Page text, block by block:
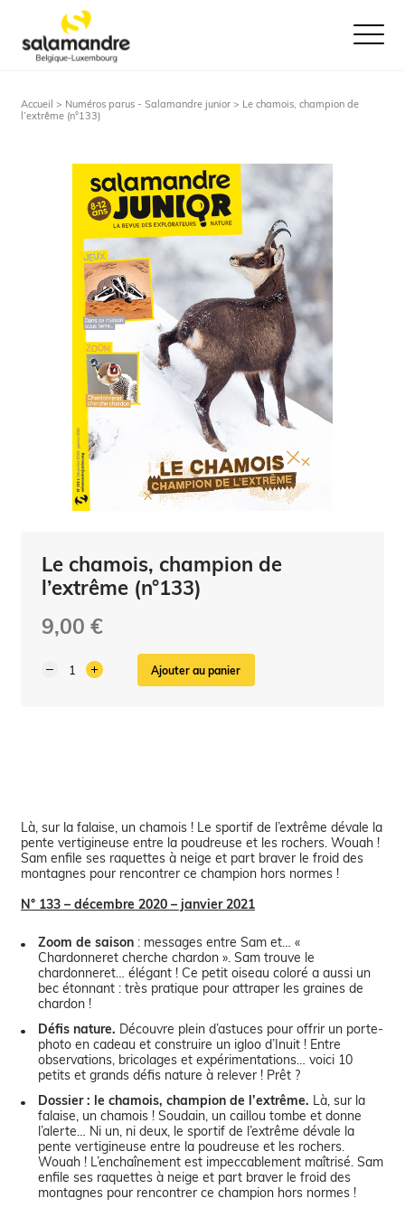
Ouvrir le
Accueil > Numéros parus - Salamandre junior > Le chamois, champion de
l’extrême (n°133)
Le chamois, champion de
l’extrême (n°133)
9,00 €
Ajouter au panier
Là, sur la falaise, un chamois ! Le sportif de l’extrême dévale la
pente vertigineuse entre la poudreuse et les rochers. Wouah !
Sam enfile ses raquettes à neige et part braver le froid des
montagnes pour rencontrer ce champion hors normes !
N° 133 – décembre 2020 – janvier 2021
Zoom de saison : messages entre Sam et… «
Chardonneret cherche chardon ». Sam trouve le
chardonneret… élégant ! Ce petit oiseau coloré a aussi un
bec étonnant : très pratique pour attraper les graines de
chardon !
Défis nature. Découvre plein d’astuces pour offrir un porte-
photo en cadeau et construire un igloo d’Inuit ! Entre
observations, bricolages et expérimentations… voici 10
petits et grands défis nature à relever ! Prêt ?
Dossier : le chamois, champion de l’extrême. Là, sur la
falaise, un chamois ! Soudain, un caillou tombe et donne
l’alerte… Ni un, ni deux, le sportif de l’extrême dévale la
pente vertigineuse entre la poudreuse et les rochers.
Wouah ! L’enchaînement est impeccablement maîtrisé. Sam
enfile ses raquettes à neige et part braver le froid des
montagnes pour rencontrer ce champion hors normes !